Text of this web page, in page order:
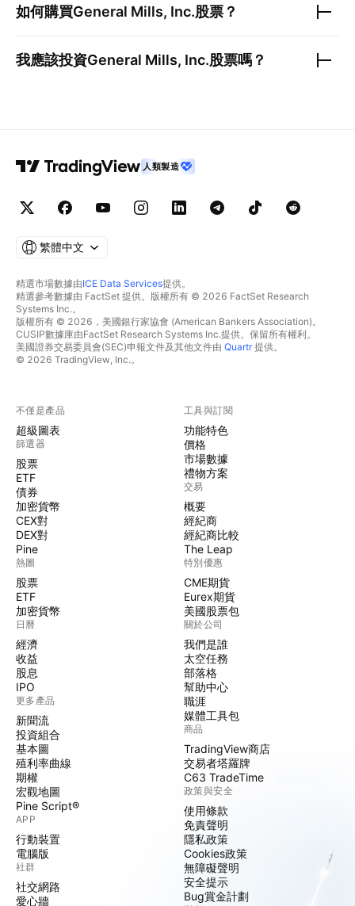
如何購買General Mills, Inc.股票？
我應該投資General Mills, Inc.股票嗎？
人類製造
繁體中文
精選市場數據由ICE Data Services提供。
精選參考數據由 FactSet 提供。版權所有 © 2026 FactSet Research
Systems Inc.。
版權所有 © 2026，美國銀行家協會 (American Bankers Association)。
CUSIP數據庫由FactSet Research Systems Inc.提供。保留所有權利。
美國證券交易委員會(SEC)申報文件及其他文件由 Quartr提供。
© 2026 TradingView, Inc.。
不僅是產品
超級圖表
篩選器
股票
ETF
債券
加密貨幣
CEX對
DEX對
Pine
熱圖
股票
ETF
加密貨幣
日曆
經濟
收益
股息
IPO
更多產品
新聞流
投資組合
基本圖
殖利率曲線
期權
宏觀地圖
Pine Script®
APP
行動裝置
電腦版
社群
社交網路
愛心牆
工具與訂閱
功能特色
價格
市場數據
禮物方案
交易
概要
經紀商
經紀商比較
The Leap
特別優惠
CME期貨
Eurex期貨
美國股票包
關於公司
我們是誰
太空任務
部落格
幫助中心
職涯
媒體工具包
商品
TradingView商店
交易者塔羅牌
C63 TradeTime
政策與安全
使用條款
免責聲明
隱私政策
Cookies政策
無障礙聲明
安全提示
Bug賞金計劃